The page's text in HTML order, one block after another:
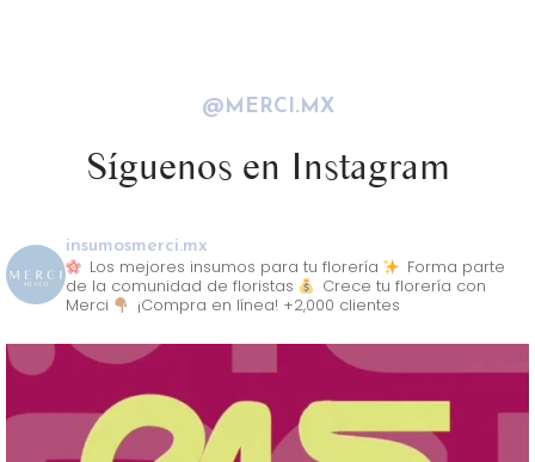
@MERCI.MX
Síguenos en Instagram
insumosmerci.mx
Los mejores insumos para tu florería
Forma parte
de la comunidad de floristas
Crece tu florería con
Merci
¡Compra en línea! +2,000 clientes